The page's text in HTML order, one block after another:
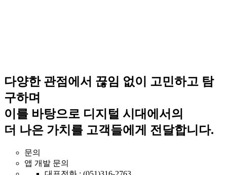
다양한 관점에서 끊임 없이 고민하고 탐
구하며
이를 바탕으로 디지털 시대에서의
더 나은 가치를 고객들에게 전달합니다.
문의
앱 개발 문의